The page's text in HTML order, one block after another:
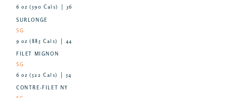
6 oz (590 Cals) │ 36
SURLONGE
SG
9 oz (885 Cals) │ 44
FILET MIGNON
SG
6 oz (522 Cals) │ 54
CONTRE-FILET NY